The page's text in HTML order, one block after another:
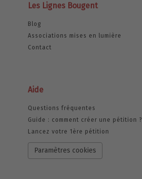
Les Lignes Bougent
Blog
Associations mises en lumière
Contact
Aide
Questions fréquentes
Guide : comment créer une pétition ?
Lancez votre 1ère pétition
Paramètres cookies